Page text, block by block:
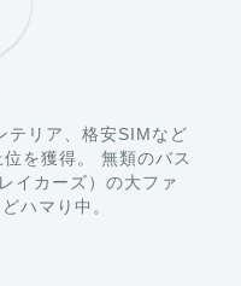
テリア、格安SIMなど
を獲得。 無類のバス
イカーズ）の大ファ
ハマり中。